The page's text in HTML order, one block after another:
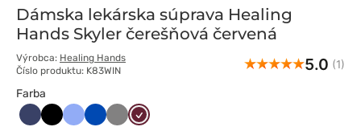
Dámska lekárska súprava Healing
Hands Skyler čerešňová červená
Výrobca: Healing Hands
Číslo produktu: K83WIN
5.0 (1)
Farba
CiemnyCzarnyKlasycznyKrólewski
SzaryWiśniowy